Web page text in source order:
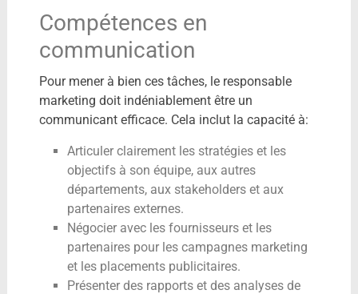
Compétences en
communication
Pour mener à bien ces tâches, le responsable
marketing doit indéniablement être un
communicant efficace. Cela inclut la capacité à:
Articuler clairement les stratégies et les
objectifs à son équipe, aux autres
départements, aux stakeholders et aux
partenaires externes.
Négocier avec les fournisseurs et les
partenaires pour les campagnes marketing
et les placements publicitaires.
Présenter des rapports et des analyses de